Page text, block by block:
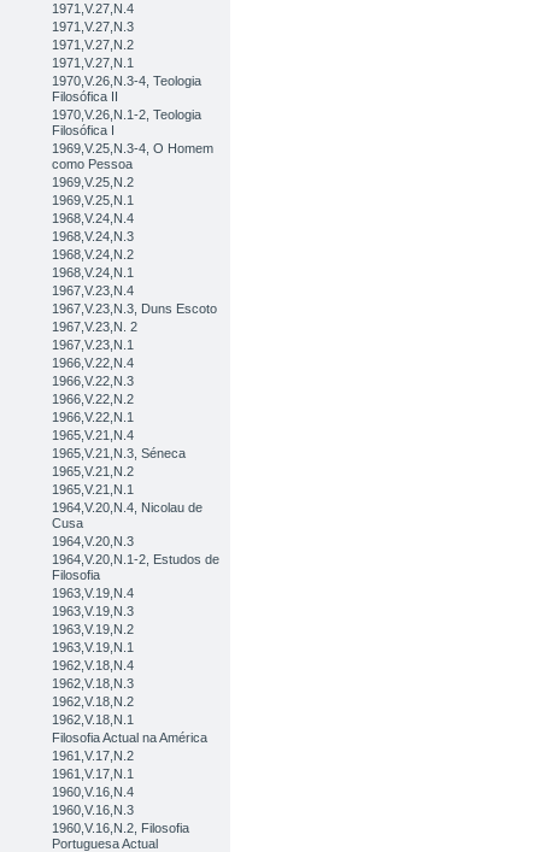
1971,V.27,N.4
1971,V.27,N.3
1971,V.27,N.2
1971,V.27,N.1
1970,V.26,N.3-4, Teologia
Filosófica II
1970,V.26,N.1-2, Teologia
Filosófica I
1969,V.25,N.3-4, O Homem
como Pessoa
1969,V.25,N.2
1969,V.25,N.1
1968,V.24,N.4
1968,V.24,N.3
1968,V.24,N.2
1968,V.24,N.1
1967,V.23,N.4
1967,V.23,N.3, Duns Escoto
1967,V.23,N. 2
1967,V.23,N.1
1966,V.22,N.4
1966,V.22,N.3
1966,V.22,N.2
1966,V.22,N.1
1965,V.21,N.4
1965,V.21,N.3, Séneca
1965,V.21,N.2
1965,V.21,N.1
1964,V.20,N.4, Nicolau de
Cusa
1964,V.20,N.3
1964,V.20,N.1-2, Estudos de
Filosofia
1963,V.19,N.4
1963,V.19,N.3
1963,V.19,N.2
1963,V.19,N.1
1962,V.18,N.4
1962,V.18,N.3
1962,V.18,N.2
1962,V.18,N.1
Filosofia Actual na América
1961,V.17,N.2
1961,V.17,N.1
1960,V.16,N.4
1960,V.16,N.3
1960,V.16,N.2, Filosofia
Portuguesa Actual